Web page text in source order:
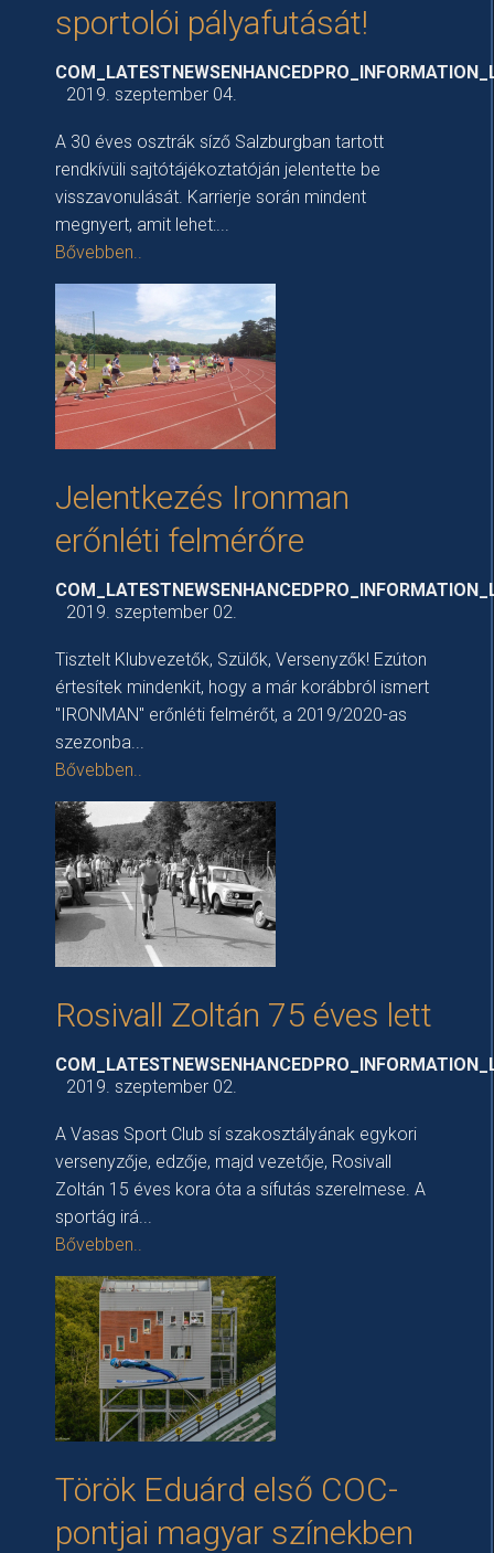
sportolói pályafutását!
2019. szeptember 04.
A 30 éves osztrák síző Salzburgban tartott
rendkívüli sajtótájékoztatóján jelentette be
visszavonulását. Karrierje során mindent
megnyert, amit lehet:...
Bővebben..
Jelentkezés Ironman
erőnléti felmérőre
2019. szeptember 02.
Tisztelt Klubvezetők, Szülők, Versenyzők! Ezúton
értesítek mindenkit, hogy a már korábbról ismert
"IRONMAN" erőnléti felmérőt, a 2019/2020-as
szezonba...
Bővebben..
Rosivall Zoltán 75 éves lett
2019. szeptember 02.
A Vasas Sport Club sí szakosztályának egykori
versenyzője, edzője, majd vezetője, Rosivall
Zoltán 15 éves kora óta a sífutás szerelmese. A
sportág irá...
Bővebben..
Török Eduárd első COC-
pontjai magyar színekben